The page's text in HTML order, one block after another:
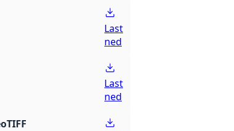
Last
ned
Last
ned